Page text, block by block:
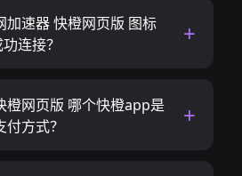
加速器 快橙网页版 图标
连接？
橙网页版 哪个快橙app是
方式？